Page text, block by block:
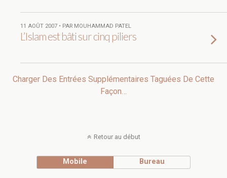
11 AOÛT 2007 • PAR MOUHAMMAD PATEL
L’Islam est bâti sur cinq piliers
Charger Des Entrées Supplémentaires Taguées De Cette
Façon…
Retour au début
Mobile Bureau